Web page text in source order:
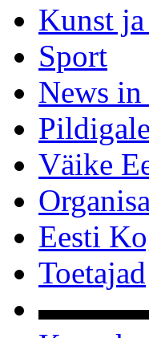
Kunst
Sport
News
Väike
Eesti
Toetajad